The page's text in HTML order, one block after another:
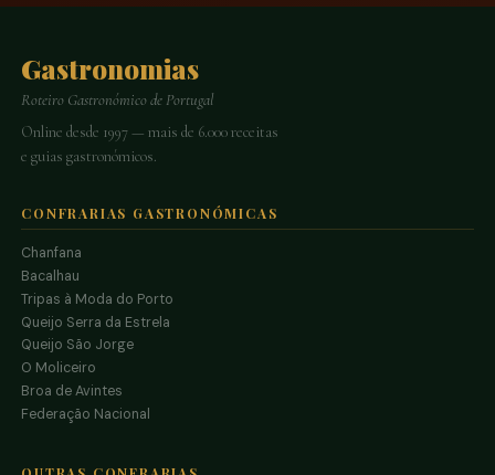
Gastronomias
Roteiro Gastronómico de Portugal
Online desde 1997 — mais de 6.000 receitas
e guias gastronómicos.
CONFRARIAS GASTRONÓMICAS
Chanfana
Bacalhau
Tripas à Moda do Porto
Queijo Serra da Estrela
Queijo São Jorge
O Moliceiro
Broa de Avintes
Federação Nacional